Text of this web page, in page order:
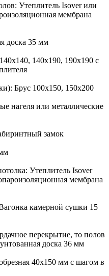
Утеплитель Isover или
мембрана
доска 35 мм
140х190, 190х190 с
Брус 100х150, 150х200
нагеля или металлические
замок
Утеплитель Isover
мембрана
камерной сушки 15
перекрытие, то полов
доска 36 мм
40х150 мм с шагом в